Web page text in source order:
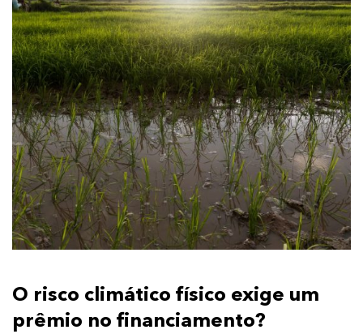
O risco climático físico exige um
prêmio no financiamento?